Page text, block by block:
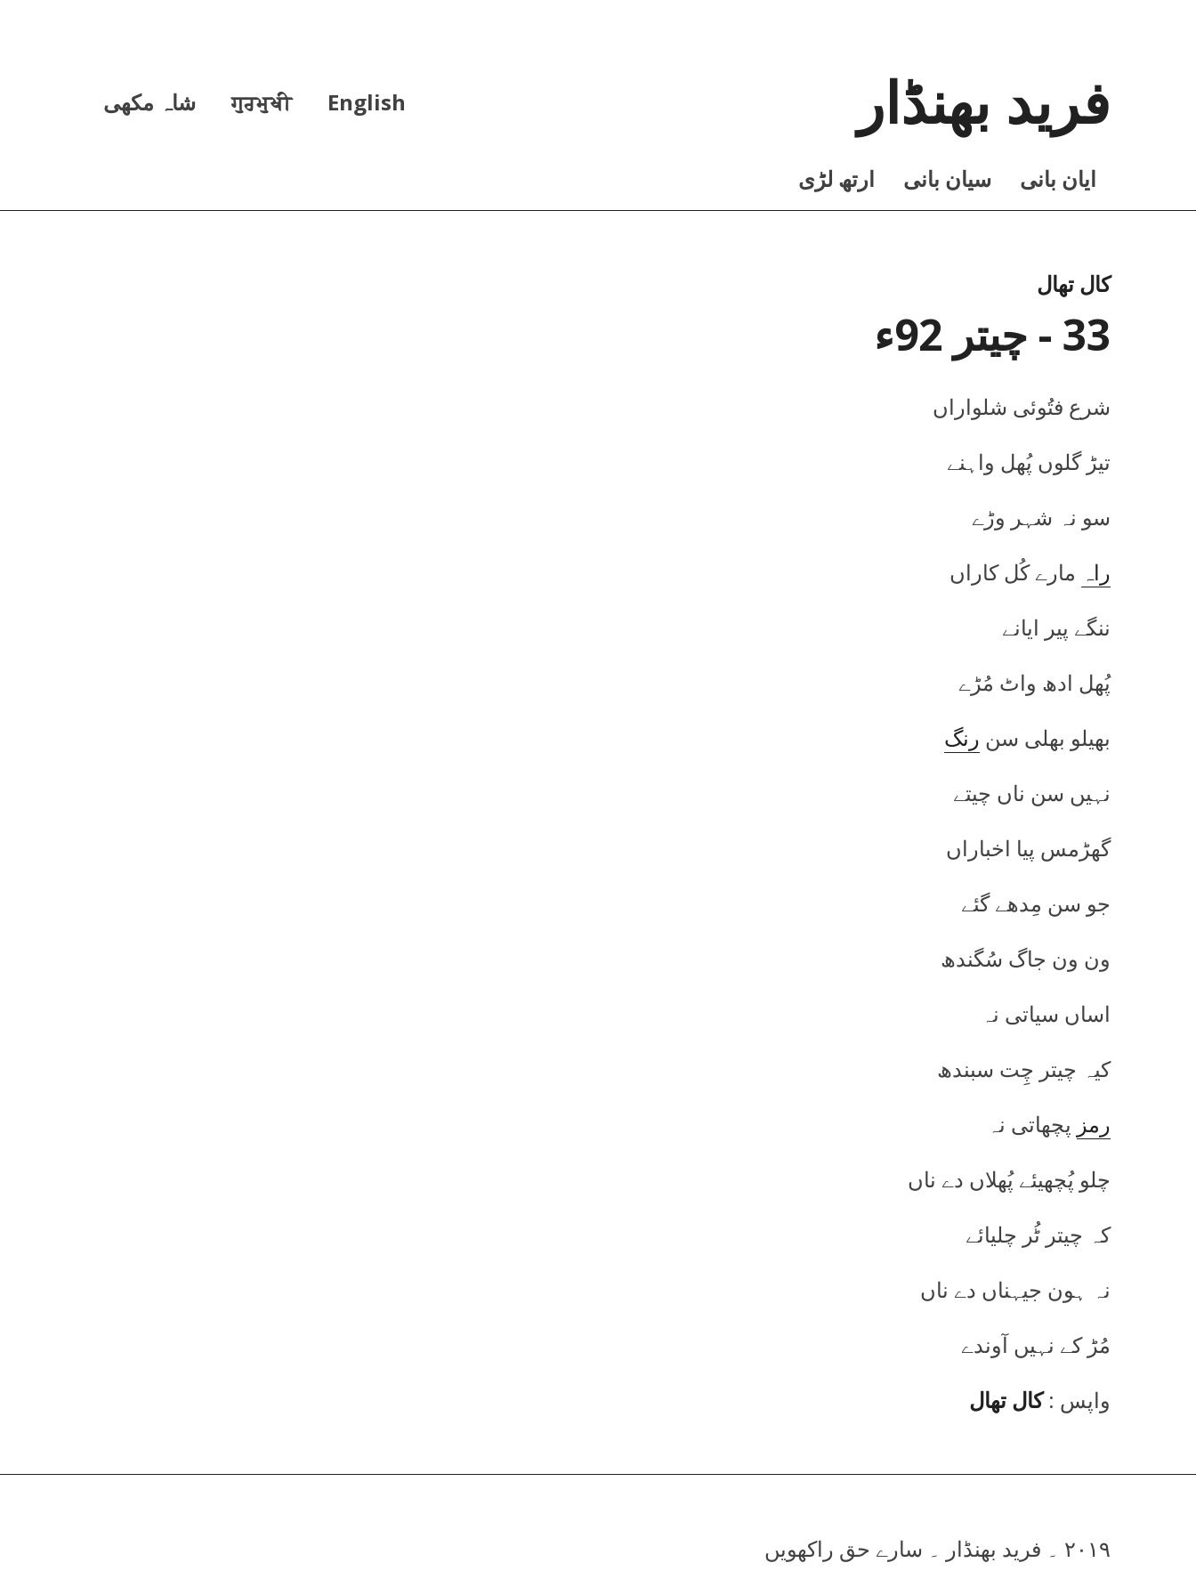
فرید بھنڈار English
ਗੁਰਮੁਖੀ شاہ مکھی
ايان بانی سيان بانی ارتھ لڑی
کال تھال
33 - چیتر 92ء
شرع فتُوئی شلواراں
تیڑ گلوں پُھل واہنے
سو نہ شہر وڑے
راہ مارے کُل کاراں
ننگے پیر ایانے
پُھل ادھ واٹ مُڑے
بھیلو بھلی سن رنگ
نہیں سن ناں چیتے
گھڑمس پیا اخباراں
جو سن مِدھے گئے
ون ون جاگ سُگندھ
اساں سیاتی نہ
کیہ چیتر چِت سبندھ
رمز پچھاتی نہ
چلو پُچھیئے پُھلاں دے ناں
کہ چیتر ٹُر چلیائے
نہ ہون جیہناں دے ناں
مُڑ کے نہیں آوندے
واپس :کال تھال
۲۰۱۹ ۔ فرید بھنڈار ۔ سارے حق راکھویں